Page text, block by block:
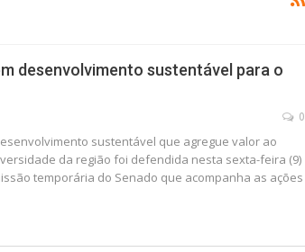
desenvolvimento sustentável para o
0
sustentável que agregue valor ao
da região foi defendida nesta sexta-feira (9)
temporária do Senado que acompanha as ações